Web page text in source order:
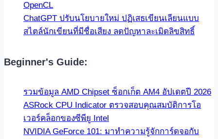
OpenCL
ChatGPT ปรับนโยบายใหม่ ปฏิเสธเขียนเลียนแบบ
สไตล์นักเขียนที่มีชื่อเสียง ลดปัญหาละเมิดลิขสิทธิ์
Beginner's Guide:
รวมข้อมูล AMD Chipset ซ็อกเก็ต AM4 อัปเดตปี 2026
ASRock CPU Indicator ตรวจสอบคุณสมบัติการโอ
เวอร์คล็อกของซีพียู Intel
NVIDIA GeForce 101: มาทำความรู้จักการ์ดจอกับ